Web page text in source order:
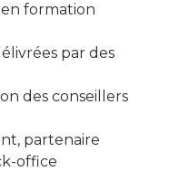
formation
par des
des conseillers
partenaire
office